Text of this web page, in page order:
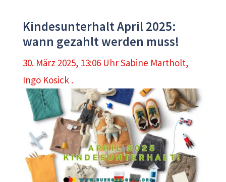
Kindesunterhalt April 2025:
wann gezahlt werden muss!
30. März 2025, 13:06 UhrSabine Martholt,
Ingo Kosick .